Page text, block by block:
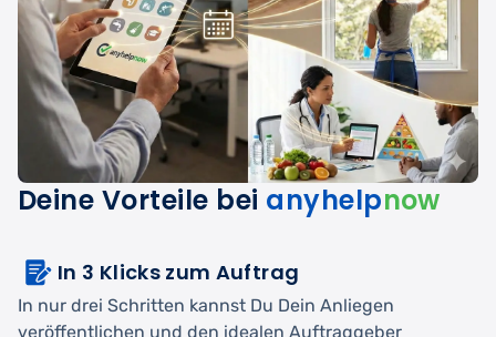
Deine Vorteile bei anyhelpnow
In 3 Klicks zum Auftrag
In nur drei Schritten kannst Du Dein Anliegen
veröffentlichen und den idealen Auftraggeber